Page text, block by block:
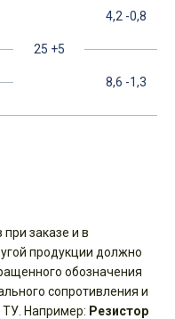
25 +5
4,2 -0,8
8,6 -1,3
заказе и в
продукции должно
обозначения
сопротивления и
ТУ. Например: Резистор